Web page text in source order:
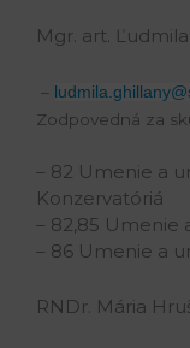
Mgr. art.
–
Zodpovedná za
– 82 Umenie a
Konzervatóriá
– 82,85 Umenie
– 86 Umenie a
RNDr. Mária